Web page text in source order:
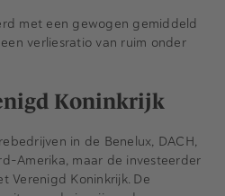
met een gewogen gemiddeld
verliesratio van ruim onder
Koninkrijk
in de Benelux, DACH,
Amerika, maar de investeerder
Verenigd Koninkrijk. De